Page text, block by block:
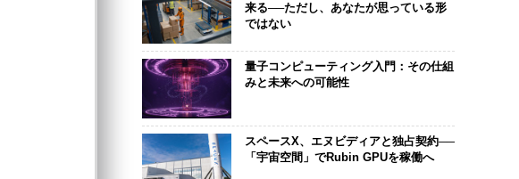
来る──ただし、あなたが思っている形
ではない
量子コンピューティング入門：その仕組
みと未来への可能性
スペースX、エヌビディアと独占契約──
「宇宙空間」でRubin GPUを稼働へ